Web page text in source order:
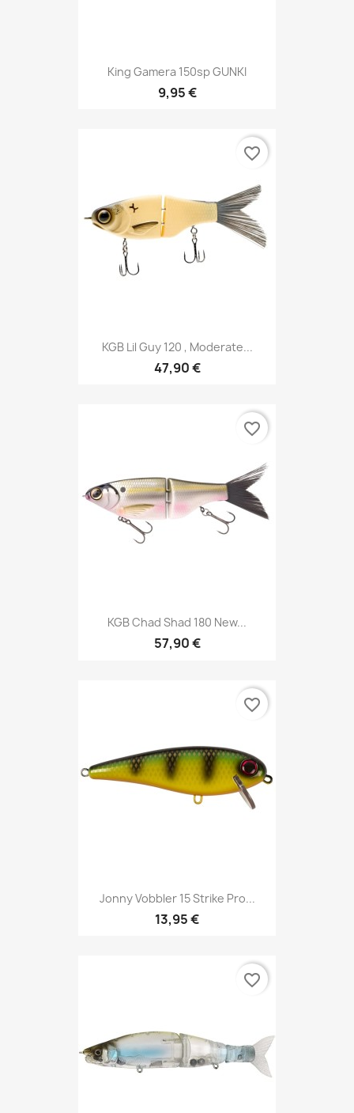
King Gamera 150sp GUNKI
9,95 €
KGB Lil Guy 120 , Moderate...
47,90 €
favorite_border
KGB Chad Shad 180 New...
57,90 €
favorite_border
Jonny Vobbler 15 Strike Pro...
13,95 €
favorite_border
favorite_border